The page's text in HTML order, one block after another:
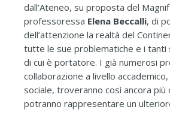
dall’Ateneo, su proposta del
professoressa Elena Beccalli, di
dell’attenzione la realtà del
tutte le sue problematiche e i tanti
di cui è portatore. I già numerosi
collaborazione a livello
sociale, troveranno così ancora più
potranno rappresentare un